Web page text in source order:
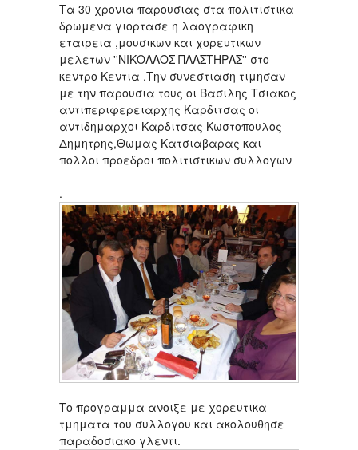
Τα 30 χρονια παρουσιας στα πολιτιστικα
δρωμενα γιορτασε η λαογραφικη
εταιρεια ,μουσικων και χορευτικων
μελετων ''ΝΙΚΟΛΑΟΣ ΠΛΑΣΤΗΡΑΣ'' στο
κεντρο Κεντια .Την συνεστιαση τιμησαν
με την παρουσια τους οι Βασιλης Τσιακος
αντιπεριφερειαρχης Καρδιτσας οι
αντιδημαρχοι Καρδιτσας Κωστοπουλος
Δημητρης,Θωμας Κατσιαβαρας και
πολλοι προεδροι πολιτιστικων συλλογων
.
Το προγραμμα ανοιξε με χορευτικα
τμηματα του συλλογου και ακολουθησε
παραδοσιακο γλεντι.